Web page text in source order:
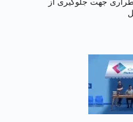
جهت جلوگیری از